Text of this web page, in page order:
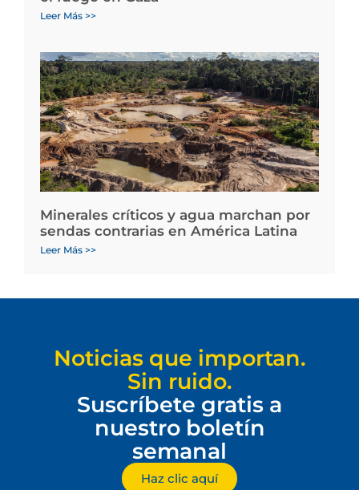
Leer Más >>
Minerales críticos y agua marchan por
sendas contrarias en América Latina
Leer Más >>
Noticias que importan.
Sin ruido.
Suscríbete gratis a
nuestro boletín
semanal
Haz clic aquí